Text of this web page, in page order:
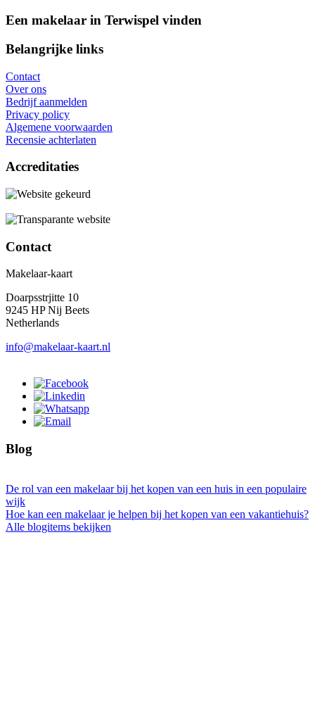
Een makelaar in Terwispel vinden
Belangrijke links
Contact
Over ons
Bedrijf aanmelden
Privacy policy
Algemene voorwaarden
Recensie achterlaten
Accreditaties
Contact
Makelaar-kaart
Doarpsstrjitte 10
9245 HP Nij Beets
Netherlands
info@makelaar-kaart.nl
Blog
De rol van een makelaar bij het kopen van een huis in een populaire
wijk
Hoe kan een makelaar je helpen bij het kopen van een vakantiehuis?
Alle blogitems bekijken